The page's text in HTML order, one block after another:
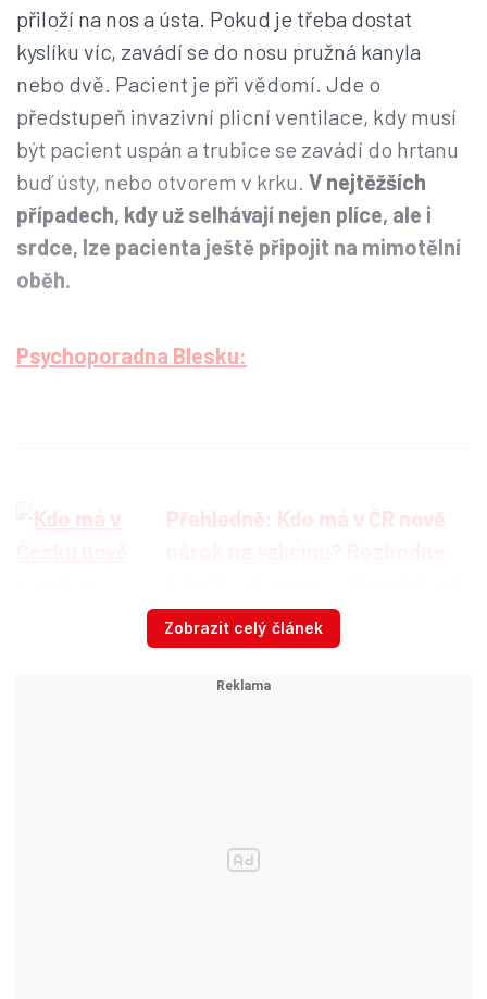
přiloží na nos a ústa. Pokud je třeba dostat
kyslíku víc, zavádí se do nosu pružná kanyla
nebo dvě. Pacient je při vědomí. Jde o
předstupeň invazivní plicní ventilace, kdy musí
být pacient uspán a trubice se zavádí do hrtanu
buď ústy, nebo otvorem v krku. V nejtěžších
případech, kdy už selhávají nejen plíce, ale i
srdce, lze pacienta ještě připojit na mimotělní
oběh.
Psychoporadna Blesku:
Přehledně: Kdo má v ČR nově
...
Epidemiolog Rastislav Maďar o osudových
chybách v boji proti koronaviru, neuhasitelném
Zobrazit celý článek